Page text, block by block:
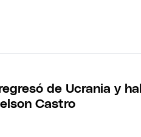
de Ucrania y
Castro